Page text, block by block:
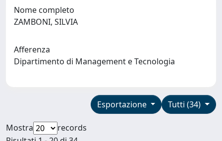
Nome completo
ZAMBONI, SILVIA
Afferenza
Dipartimento di Management e Tecnologia
Tutti (34)
Esportazione
Mostra
records